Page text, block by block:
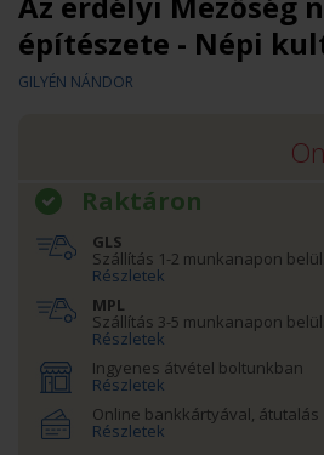
építészete - Népi
GILYÉN NÁNDOR
Raktáron
GLS
Szállítás 1-2 munkanapon belül.
Részletek
MPL
Szállítás 3-5 munkanapon belül.
Részletek
Ingyenes átvétel boltunkban
Részletek
Online bankkártyával, átutalás
Részletek